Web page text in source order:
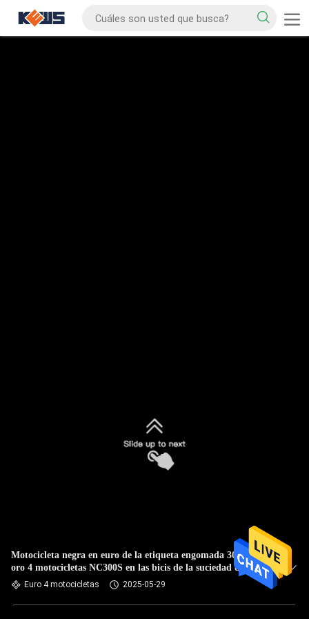
Motocicleta negra en euro de la etiqueta engomada 300CC del
oro 4 motocicletas NC300S en las bicis de la suciedad del
camino
Euro 4 motocicletas 2025-05-29